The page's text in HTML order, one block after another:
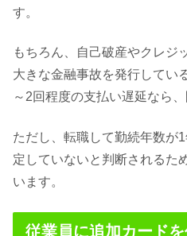
す。
もちろん、自己破産やクレジ
大きな金融事故を発行してい
～2回程度の支払い遅延なら
ただし、転職して勤続年数が
定していないと判断されるた
います。
従業員に追加カード